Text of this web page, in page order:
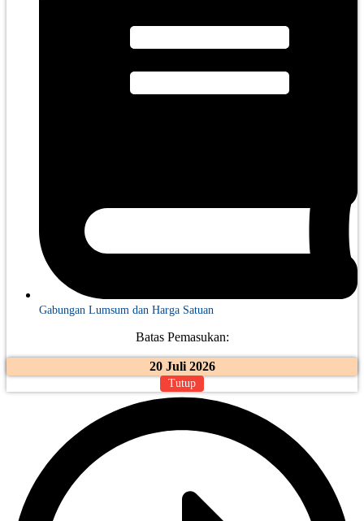
Gabungan Lumsum dan Harga Satuan
Batas Pemasukan:
20 Juli 2026
Tutup